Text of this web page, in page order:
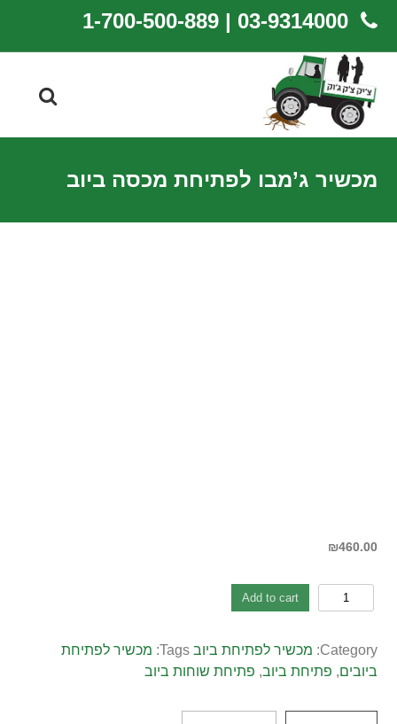
03-9314000 | 1-700-500-889
מכשיר ג’מבו לפתיחת מכסה ביוב
₪460.00
מכשיר
ג'מבו
מכסה
ביוב
Add to cart
Category: מכשיר לפתיחת ביוב Tags: מכשיר לפתיחת
ביובים, פתיחת ביוב, פתיחת שוחות ביוב